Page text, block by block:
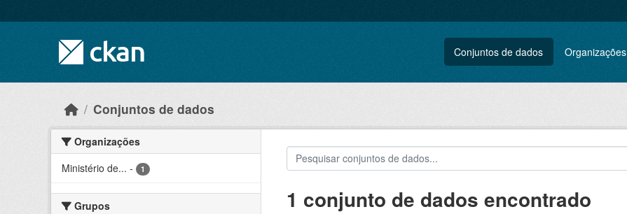
Conjuntos de dados Organizações
Conjuntos de dados
Organizações
Ministério de... - 1
Grupos 1 conjunto de dados encontrado